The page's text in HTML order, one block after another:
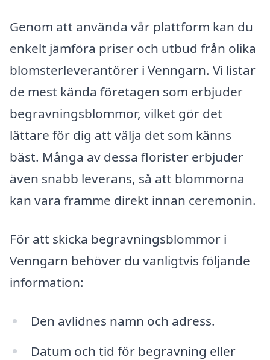
Genom att använda vår plattform kan du
enkelt jämföra priser och utbud från olika
blomsterleverantörer i Venngarn. Vi listar
de mest kända företagen som erbjuder
begravningsblommor, vilket gör det
lättare för dig att välja det som känns
bäst. Många av dessa florister erbjuder
även snabb leverans, så att blommorna
kan vara framme direkt innan ceremonin.
För att skicka begravningsblommor i
Venngarn behöver du vanligtvis följande
information:
Den avlidnes namn och adress.
Datum och tid för begravning eller